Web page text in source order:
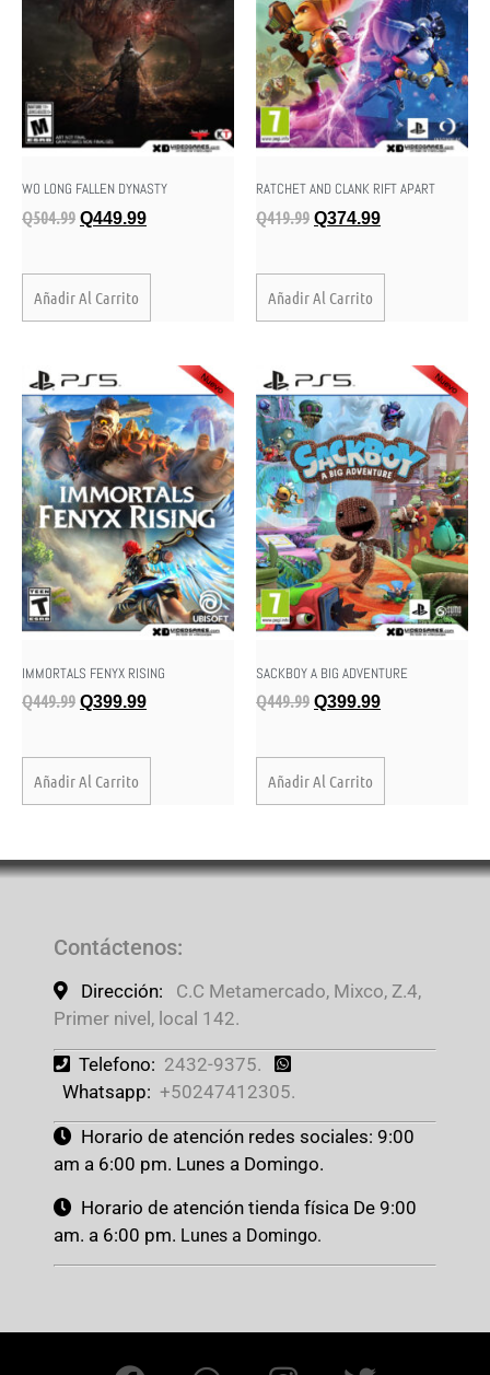
WO LONG FALLEN DYNASTY
Q504.99 Q449.99
Añadir Al Carrito
RATCHET AND CLANK RIFT APART
Q419.99 Q374.99
Añadir Al Carrito
IMMORTALS FENYX RISING
Q449.99 Q399.99
Añadir Al Carrito
SACKBOY A BIG ADVENTURE
Q449.99 Q399.99
Añadir Al Carrito
Contáctenos:
Dirección:
C.C Metamercado, Mixco, Z.4,
Primer nivel, local 142.
Telefono: 2432-9375.
Whatsapp: +50247412305.
Horario de atención redes sociales: 9:00
am a 6:00 pm. Lunes a Domingo.
Horario de atención tienda física De 9:00
am. a 6:00 pm. Lunes a Domingo.